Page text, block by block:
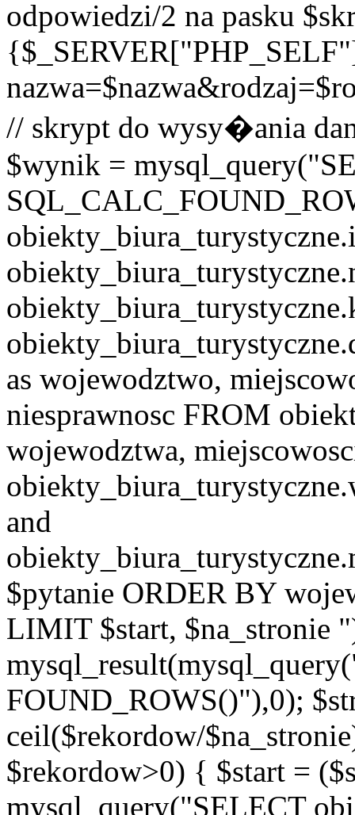
odpowiedzi/2 na pasku
// skrypt do wysy�ania
$wynik =
as wojewodztwo,
niesprawnosc FROM
wojewodztwa,
and
$pytanie ORDER BY
LIMIT $start, $na_stronie
FOUND_ROWS()"),0);
ceil($rekordow/
$rekordow>0) { $start =
mysql_query("SELECT